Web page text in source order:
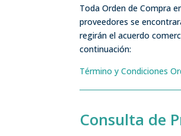
Toda Orden de Compra
proveedores se
regirán el acuerdo
continuación:
Término y Condiciones
Consulta de